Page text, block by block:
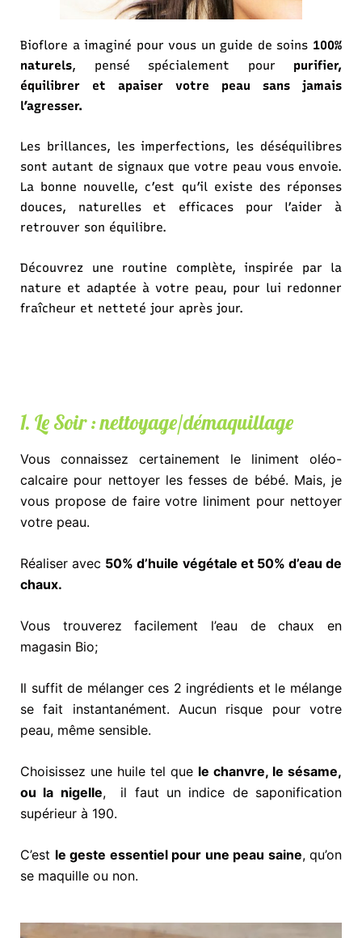
Bioflore a imaginé pour vous un guide de soins 100%
naturels, pensé spécialement pour purifier,
équilibrer et apaiser votre peau sans jamais
l’agresser.
Les brillances, les imperfections, les déséquilibres
sont autant de signaux que votre peau vous envoie.
La bonne nouvelle, c’est qu’il existe des réponses
douces, naturelles et efficaces pour l’aider à
retrouver son équilibre.
Découvrez une routine complète, inspirée par la
nature et adaptée à votre peau, pour lui redonner
fraîcheur et netteté jour après jour.
1. Le Soir : nettoyage/démaquillage
Vous connaissez certainement le liniment oléo-
calcaire pour nettoyer les fesses de bébé. Mais, je
vous propose de faire votre liniment pour nettoyer
votre peau.
Réaliser avec 50% d’huile végétale et 50% d’eau de
chaux.
Vous trouverez facilement l’eau de chaux en
magasin Bio;
Il suffit de mélanger ces 2 ingrédients et le mélange
se fait instantanément. Aucun risque pour votre
peau, même sensible.
Choisissez une huile tel que le chanvre, le sésame,
ou la nigelle, il faut un indice de saponification
supérieur à 190.
C’est le geste essentiel pour une peau saine, qu’on
se maquille ou non.